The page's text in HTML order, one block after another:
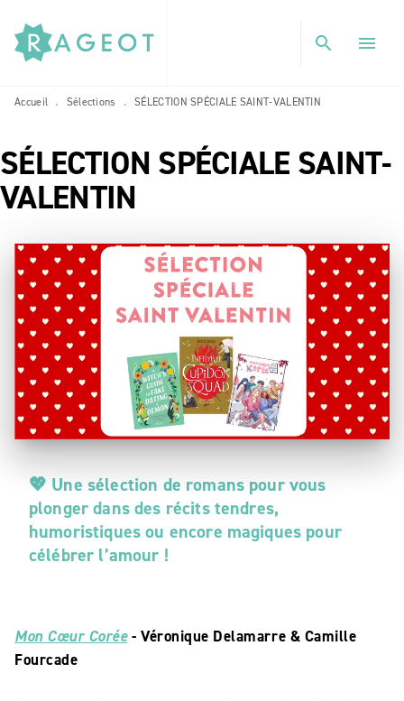
MENU RECHERCHE
PIED DE PAGE
search menu
Accueil • Sélections • SÉLECTION SPÉCIALE SAINT-VALENTIN
SÉLECTION SPÉCIALE SAINT-
VALENTIN
💖 Une sélection de romans pour vous
plonger dans des récits tendres,
humoristiques ou encore magiques pour
célébrer l’amour !
Mon Cœur Corée- Véronique Delamarre & Camille
Fourcade